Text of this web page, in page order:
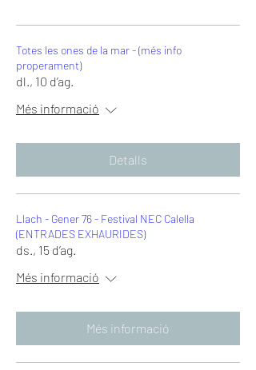
Totes les ones de la mar - (més info
properament)
dl., 10 d’ag.
Més informació
Detalls
Llach - Gener 76 - Festival NEC Calella
(ENTRADES EXHAURIDES)
ds., 15 d’ag.
Més informació
Més informació